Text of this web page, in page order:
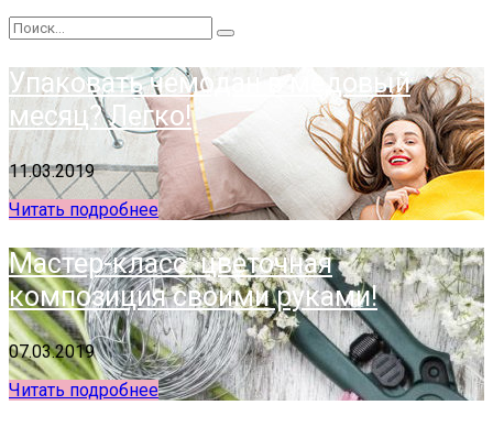
Упаковать чемодан в медовый
месяц? Легко!
11.03.2019
Читать подробнее
Мастер-класс: цветочная
композиция своими руками!
07.03.2019
Читать подробнее